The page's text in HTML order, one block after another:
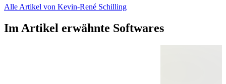
Alle Artikel von Kevin-René Schilling
Im Artikel erwähnte Softwares